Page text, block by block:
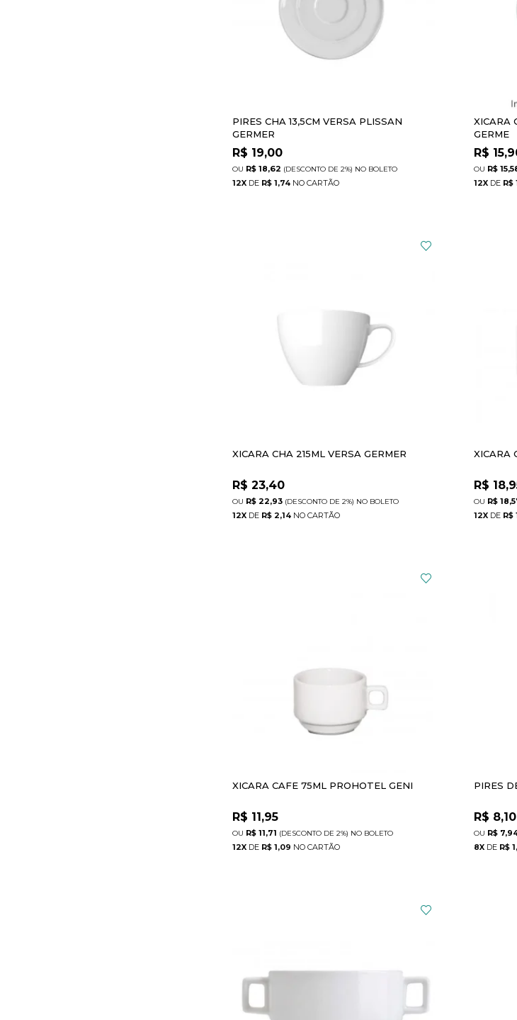
PIRES CHA 13,5CM VERSA PLISSAN
GERMER
R$ 19,00
R$ 18,62 (DESCONTO DE 2%) NO BOLETO
12X DE R$ 1,74
XICARA
GERME
R$
R$
12X DE R$
XICARA CHA 215ML VERSA GERMER
R$ 23,40
R$ 22,93 (DESCONTO DE 2%) NO BOLETO
12X DE R$ 2,14
XICARA
R$
R$
12X DE R$
XICARA CAFE 75ML PROHOTEL GENI
R$ 11,95
R$ 11,71 (DESCONTO DE 2%) NO BOLETO
12X DE R$ 1,09
PIRES
R$ 8,10
R$
8X DE R$